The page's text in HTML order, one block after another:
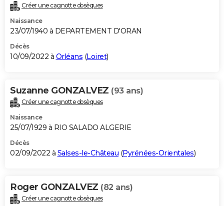
Créer une cagnotte obsèques
Naissance
23/07/1940 à DEPARTEMENT D'ORAN
Décès
10/09/2022 à Orléans (Loiret)
Suzanne GONZALVEZ (93 ans)
Créer une cagnotte obsèques
Naissance
25/07/1929 à RIO SALADO ALGERIE
Décès
02/09/2022 à Salses-le-Château (Pyrénées-Orientales)
Roger GONZALVEZ (82 ans)
Créer une cagnotte obsèques